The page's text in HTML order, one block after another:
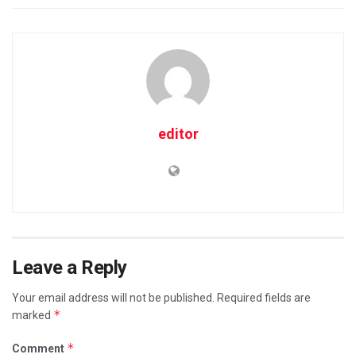
editor
Leave a Reply
Your email address will not be published.
Required fields are
marked *
Comment *